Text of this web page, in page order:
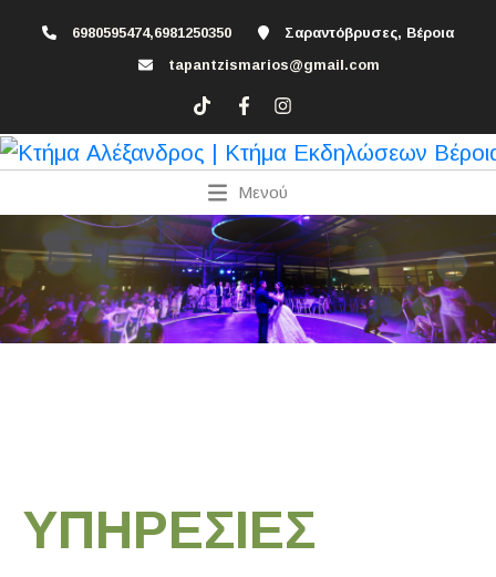
6980595474,6981250350
Σαραντόβρυσες, Βέροια
tapantzismarios@gmail.com
Μενού
ΥΠΗΡΕΣΙΕΣ